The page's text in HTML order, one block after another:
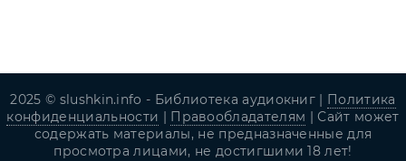
2025 © slushkin.info - Библиотека аудиокниг | Политика
конфиденциальности | Правообладателям | Сайт может
содержать материалы, не предназначенные для
просмотра лицами, не достигшими 18 лет!